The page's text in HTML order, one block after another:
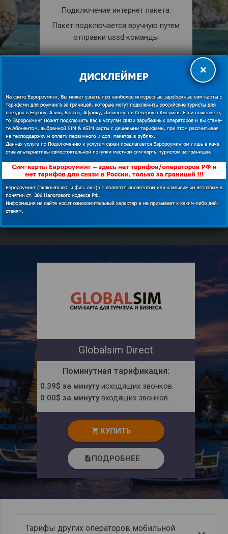
Подключение интернет пакета:
Пакет подключается вручную путем
отправки ussd команды
Разрешена.
shopping_cartКУПИТЬ
descriptionПОДРОБНЕЕ
Globalsim Direct
Поминутная тарификация:
0.39$ за минутуисходящих звонков.
0.00$ за минутувходящих звонков.
shopping_cart КУПИТЬ
description ПОДРОБНЕЕ
Тарифы других операторов мобильной
×